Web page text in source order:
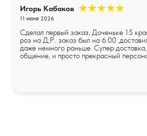
Игорь Кабаков
11 июня 2026
Сделал первый заказ, Доченьке 15
роз на Д,Р.. заказ был на 6.00
даже немного раньше. Супер доставка,
общение, и просто прекрасный